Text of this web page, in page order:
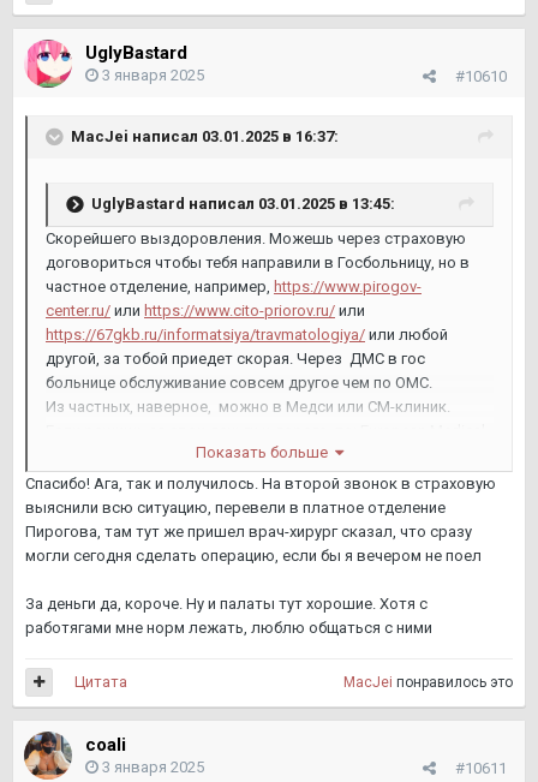
UglyBastard
#10610
3 января 2025
MacJei написал 03.01.2025 в 16:37:
UglyBastard написал 03.01.2025 в 13:45:
Скорейшего выздоровления. Можешь через страховую
договориться чтобы тебя направили в Госбольницу, но в
частное отделение, например, https://www.pirogov-
center.ru/ или https://www.cito-priorov.ru/ или
https://67gkb.ru/informatsiya/travmatologiya/ или любой
другой, за тобой приедет скорая. Через ДМС в гос
больнице обслуживание совсем другое чем по ОМС.
Из частных, наверное, можно в Медси или СМ-клиник.
https://hadassah.moscow/
Показать больше
Спасибо! Ага, так и получилось. На второй звонок в страховую
выяснили всю ситуацию, перевели в платное отделение
Пирогова, там тут же пришел врач-хирург сказал, что сразу
могли сегодня сделать операцию, если бы я вечером не поел
За деньги да, короче. Ну и палаты тут хорошие. Хотя с
работягами мне норм лежать, люблю общаться с ними
MacJei понравилось это
Цитата
coali
#10611
3 января 2025